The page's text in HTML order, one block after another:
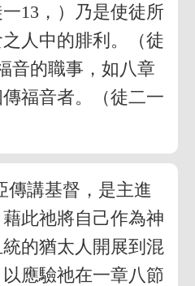
13，）乃是使徒所
人中的腓利。（徒
音的職事，如八章
福音者。（徒二一
傳講基督，是主進
此祂將自己作為神
的猶太人開展到混
應驗祂在一章八節